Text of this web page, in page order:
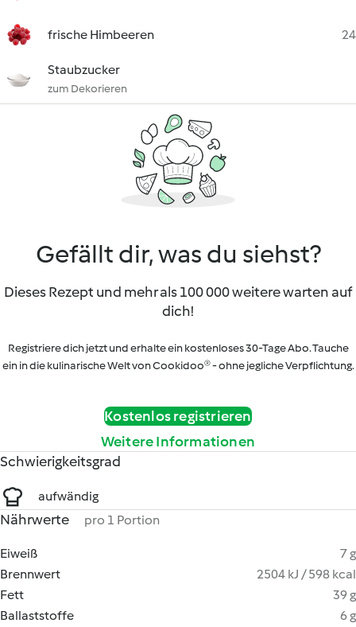
frische Himbeeren 24
Staubzucker
zum Dekorieren
Gefällt dir, was du siehst?
Dieses Rezept und mehr als 100 000 weitere warten auf
dich!
Registriere dich jetzt und erhalte ein kostenloses 30-Tage Abo. Tauche
ein in die kulinarische Welt von Cookidoo® - ohne jegliche Verpflichtung.
Kostenlos registrieren
Weitere Informationen
Schwierigkeitsgrad
aufwändig
Nährwerte pro 1 Portion
Eiweiß
7 g
Brennwert
2504 kJ / 598 kcal
Fett
39 g
Ballaststoffe
6 g